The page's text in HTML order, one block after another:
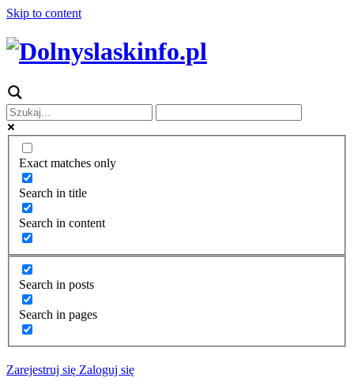
Skip to content
Exact matches only
Search in title
Search in content
Search in posts
Search in pages
Zarejestruj się Zaloguj się